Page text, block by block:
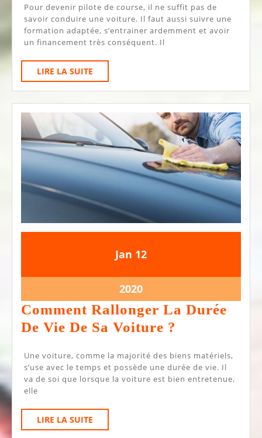
De
Course
Auto
Qu’il
Faut
Savoir
Pour devenir pilote de course, il ne suffit pas de
savoir conduire une voiture. Il faut aussi suivre une
formation adaptée, s’entrainer ardemment et avoir
un financement très conséquent. Il
LIRE LA SUITE
LA
SUITE
Jan 12
2020
1212
202012
janvier
2020
Comment Rallonger La Durée
De Vie De Sa Voiture ?
La
Durée
Une voiture, comme la majorité des biens matériels,
s’use avec le temps et possède une durée de vie. Il
va de soi que lorsque la voiture est bien entretenue,
elle
LIRE LA SUITE
LA